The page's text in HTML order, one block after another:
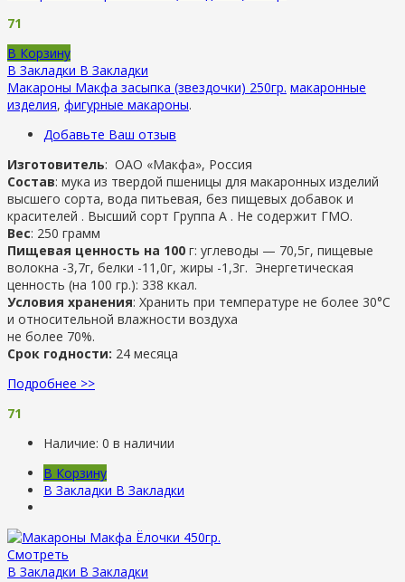
71
В Корзину
В Закладки В Закладки
Макароны Макфа засыпка (звездочки) 250гр. макаронные
изделия, фигурные макароны.
Добавьте Ваш отзыв
Изготовитель: ОАО «Макфа», Россия
Состав: мука из твердой пшеницы для макаронных изделий
высшего сорта, вода питьевая, без пищевых добавок и
красителей . Высший сорт Группа А . Не содержит ГМО.
Вес: 250 грамм
Пищевая ценность на 100 г: углеводы — 70,5г, пищевые
волокна -3,7г, белки -11,0г, жиры -1,3г. Энергетическая
ценность (на 100 гр.): 338 ккал.
Условия хранения: Хранить при температуре не более 30°С
и относительной влажности воздуха
не более 70%.
Срок годности: 24 месяца
Подробнее >>
71
Наличие: 0 в наличии
В Корзину
В Закладки В Закладки
Смотреть
В Закладки В Закладки